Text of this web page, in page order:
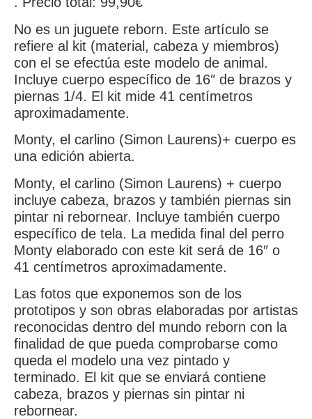
No es un juguete reborn. Este artículo se
refiere al kit (material, cabeza y miembros)
con el se efectúa este modelo de animal.
Incluye cuerpo específico de 16″ de brazos y
piernas 1/4. El kit mide 41 centímetros
aproximadamente.
Monty, el carlino (Simon Laurens)+ cuerpo es
una edición abierta.
Monty, el carlino (Simon Laurens) + cuerpo
incluye cabeza, brazos y también piernas sin
pintar ni rebornear. Incluye también cuerpo
específico de tela. La medida final del perro
Monty elaborado con este kit será de 16″ o
41 centímetros aproximadamente.
Las fotos que exponemos son de los
prototipos y son obras elaboradas por artistas
reconocidas dentro del mundo reborn con la
finalidad de que pueda comprobarse como
queda el modelo una vez pintado y
terminado. El kit que se enviará contiene
cabeza, brazos y piernas sin pintar ni
rebornear.